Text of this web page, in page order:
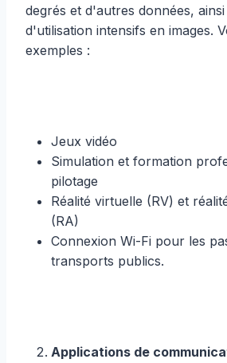
degrés et d'autres données,
d'utilisation intensifs en images.
exemples :
Jeux vidéo
Simulation et formation
pilotage
Réalité virtuelle (RV) et
(RA)
Connexion Wi-Fi pour les
transports publics.
Applications de